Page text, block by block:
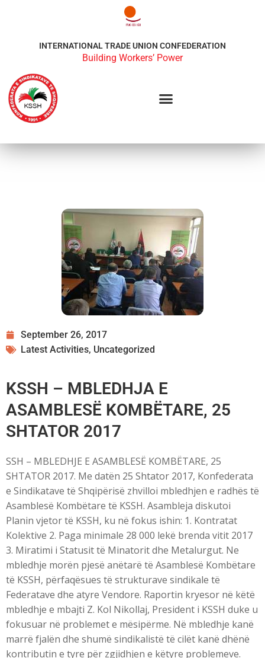
INTERNATIONAL TRADE UNION CONFEDERATION
Building Workers’ Power
September 26, 2017
Latest Activities, Uncategorized
KSSH – MBLEDHJA E
ASAMBLESË KOMBËTARE, 25
SHTATOR 2017
SSH – MBLEDHJE E ASAMBLESË KOMBËTARE, 25
SHTATOR 2017. Me datën 25 Shtator 2017, Konfederata
e Sindikatave të Shqipërisë zhvilloi mbledhjen e radhës të
Asamblesë Kombëtare të KSSH. Asambleja diskutoi
Planin vjetor të KSSH, ku në fokus ishin: 1. Kontratat
Kolektive 2. Paga minimale 28 000 lekë brenda vitit 2017
3. Miratimi i Statusit të Minatorit dhe Metalurgut. Ne
mbledhje morën pjesë anëtarë të Asamblesë Kombëtare
të KSSH, përfaqësues të strukturave sindikale të
Federatave dhe atyre Vendore. Raportin kryesor në këtë
mbledhje e mbajti Z. Kol Nikollaj, President i KSSH duke u
fokusuar në problemet e mësipërme. Në mbledhje kanë
marrë fjalën dhe shumë sindikalistë të cilët kanë dhënë
kontributin e tyre për zgjidhjen e këtyre problemeve.